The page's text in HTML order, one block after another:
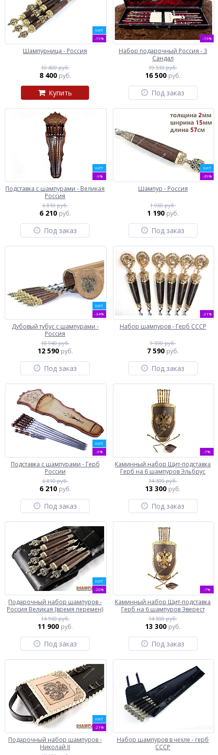
ХИТ
-19%
Шампурница - Россия
10 400 руб.
8 400 руб.
Купить
-15%
Набор подарочный Россия - 3
Сандал
19 510 руб.
16 500 руб.
Под заказ
ХИТ
-9%
Подставка с шампурами - Великая
Россия
6 810 руб.
6 210 руб.
Под заказ
ХИТ
-39%
Шампур - Россия
1 960 руб.
1 190 руб.
Под заказ
ХИТ
-34%
Дубовый тубус с шампурами -
Россия
18 940 руб.
12 590 руб.
Под заказ
-21%
Набор шампуров - Герб СССР
9 590 руб.
7 590 руб.
Под заказ
ХИТ
-9%
Подставка с шампурами - Герб
России
6 810 руб.
6 210 руб.
Под заказ
-7%
Каминный набор Щит-подставка
Герб на 6 шампуров Эльбрус
14 300 руб.
13 300 руб.
Под заказ
ХИТ
-20%
Подарочный набор шампуров -
Россия Великая (время перемен)
14 960 руб.
11 900 руб.
Под заказ
-7%
Каминный набор Щит-подставка
Герб на 6 шампуров Эверест
14 300 руб.
13 300 руб.
Под заказ
ХИТ
-21%
Подарочный набор шампуров -
Николай II
Набор шампуров в чехле - герб
СССР